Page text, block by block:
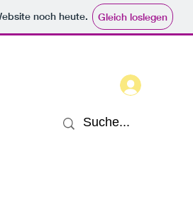
noch heute. Gleich loslegen